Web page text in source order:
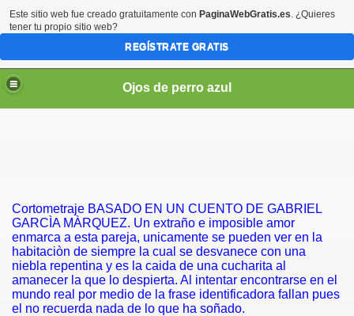
Ojos de perro azul
Cortometraje BASADO EN UN CUENTO DE GABRIEL
GARCÌA MÀRQUEZ. Un extraño e imposible amor
enmarca a esta pareja, unicamente se pueden ver en la
habitaciòn de siempre la cual se desvanece con una
niebla repentina y es la caida de una cucharita al
amanecer la que lo despierta. Al intentar encontrarse en el
mundo real por medio de la frase identificadora fallan pues
el no recuerda nada de lo que ha soñado.
Este sitio web fue creado gratuitamente con PaginaWebGratis.es. ¿Quieres
tener tu propio sitio web?
REGÍSTRATE GRATIS